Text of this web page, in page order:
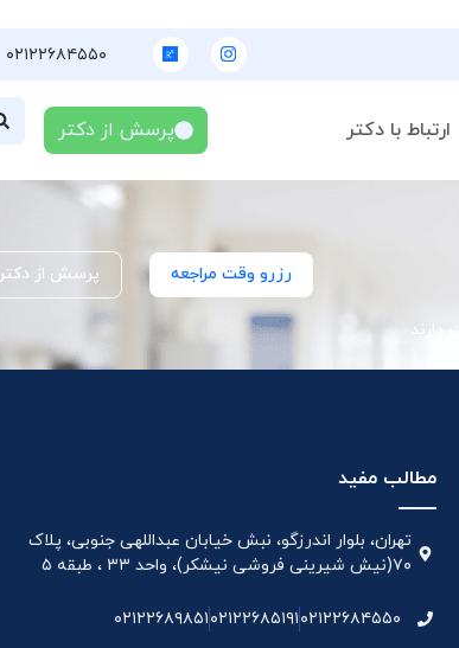
۰۲۱۲۲۶۸۴۵۵۰
ارتباط با دکتر پرسش از دکتر
رزرو وقت مراجعه پرسش از دکتر
مطالب مفید
تهران، بلوار اندرزگو، نبش خیابان عبداللهی جنوبی، پلاک
۷۰(نیش شیرینی فروشی نیشکر)، واحد ۳۳ ، طبقه ۵
۰۲۱۲۲۶۸۴۵۵۰۰۲۱۲۲۶۸۵۱۹۱۰۲۱۲۲۶۸۹۸۵۱